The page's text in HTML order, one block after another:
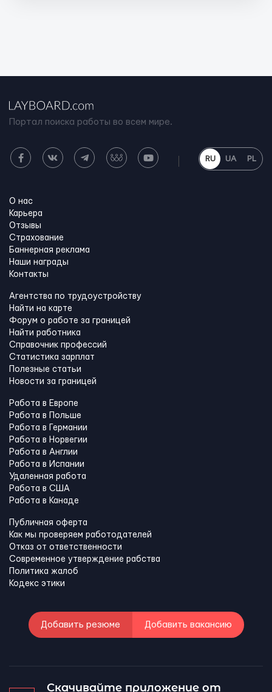
Портал поиска работы во всем мире.
RU UA PL
О нас
Карьера
Отзывы
Страхование
Баннерная реклама
Наши награды
Контакты
Агентства по трудоустройству
Найти на карте
Форум о работе за границей
Найти работника
Справочник профессий
Статистика зарплат
Полезные статьи
Новости за границей
Работа в Европе
Работа в Польше
Работа в Германии
Работа в Норвегии
Работа в Англии
Работа в Испании
Удаленная работа
Работа в США
Работа в Канадe
Публичная оферта
Как мы проверяем работодателей
Отказ от ответственности
Современное утверждение рабства
Политика жалоб
Кодекс этики
Добавить резюме Добавить вакансию
Скачивайте приложение от